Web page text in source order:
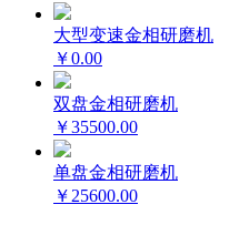
大型变速金相研磨机
￥0.00
双盘金相研磨机
￥35500.00
单盘金相研磨机
￥25600.00